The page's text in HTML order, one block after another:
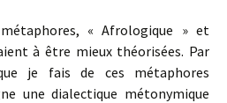
« Afrologique » et
à être mieux théorisées. Par
je fais de ces métaphores
une dialectique métonymique